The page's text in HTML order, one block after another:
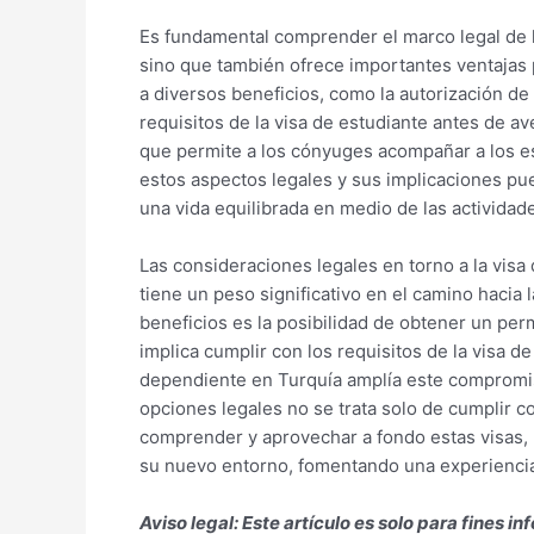
Es fundamental comprender el marco legal
sino que también ofrece importantes
a diversos beneficios, como la autorización
requisitos de la visa de estudiante antes de
que permite a los cónyuges acompañar a los
estos aspectos legales y sus implicaciones
una vida equilibrada en medio de las
Las consideraciones legales en torno a la
tiene un peso significativo en el camino
beneficios es la posibilidad de obtener un
implica cumplir con los requisitos de la visa
dependiente en Turquía amplía este
opciones legales no se trata solo de cumplir
comprender y aprovechar a fondo estas
su nuevo entorno, fomentando una
Aviso legal: Este artículo es solo para fines